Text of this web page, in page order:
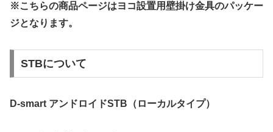
※こちらの商品ページはヨコ設置用壁掛け金具のパッケー
ジとなります。
STBについて
D-smart アンドロイドSTB（ローカルタイプ）